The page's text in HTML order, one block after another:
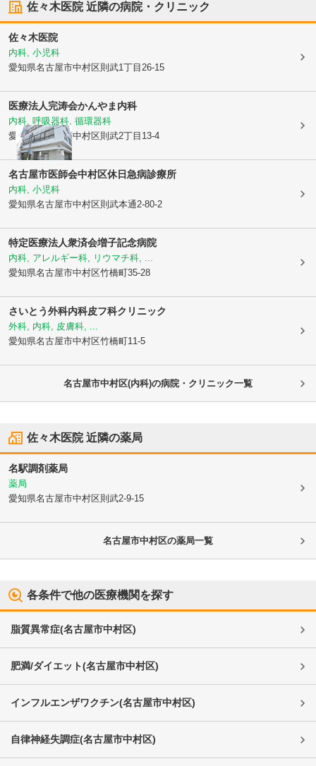
佐々木医院近隣の病院・クリニック
佐々木医院
内科, 小児科
愛知県名古屋市中村区則武1丁目26-15
医療法人完涛会かんやま内科
内科, 呼吸器科, 循環器科
愛知県名古屋市中村区則武2丁目13-4
名古屋市医師会中村区休日急病診療所
内科, 小児科
愛知県名古屋市中村区則武本通2-80-2
特定医療法人衆済会増子記念病院
内科, アレルギー科, リウマチ科, ...
愛知県名古屋市中村区竹橋町35-28
さいとう外科内科皮フ科クリニック
外科, 内科, 皮膚科, ...
愛知県名古屋市中村区竹橋町11-5
名古屋市中村区(内科)の病院・クリニック一覧
佐々木医院近隣の薬局
名駅調剤薬局
薬局
愛知県名古屋市中村区則武2-9-15
名古屋市中村区の薬局一覧
各条件で他の医療機関を探す
脂質異常症(名古屋市中村区)
肥満/ダイエット(名古屋市中村区)
インフルエンザワクチン(名古屋市中村区)
自律神経失調症(名古屋市中村区)